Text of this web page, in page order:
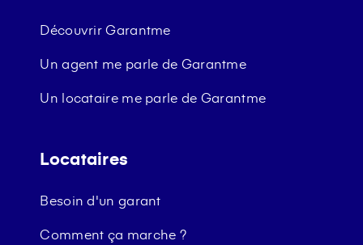
Découvrir Garantme
Un agent me parle de Garantme
Un locataire me parle de Garantme
Locataires
Besoin d'un garant
Comment ça marche ?